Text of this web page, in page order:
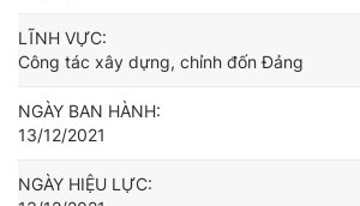
LĨNH VỰC:
Công tác xây dựng, chỉnh đốn Đảng
NGÀY BAN HÀNH:
13/12/2021
NGÀY HIỆU LỰC: